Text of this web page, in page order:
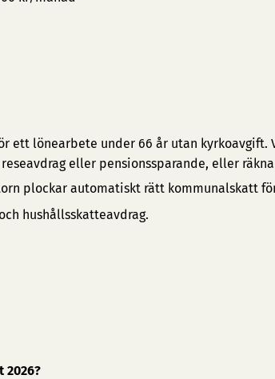
ett lönearbete under 66 år utan
eller pensionssparande, eller
plockar automatiskt rätt kommunalskatt
hushållsskatteavdrag.
2026?